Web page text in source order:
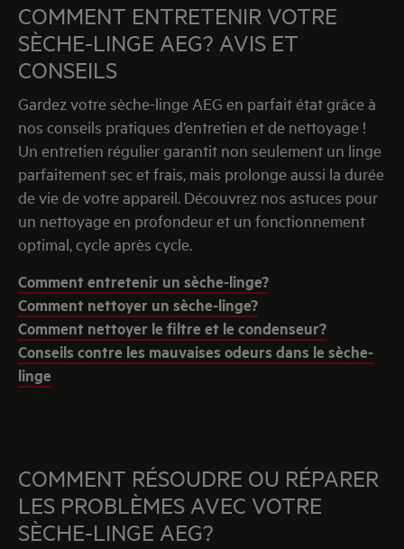
COMMENT ENTRETENIR VOTRE
SÈCHE-LINGE AEG? AVIS ET
CONSEILS
Gardez votre sèche-linge AEG en parfait état grâce à
nos conseils pratiques d’entretien et de nettoyage !
Un entretien régulier garantit non seulement un linge
parfaitement sec et frais, mais prolonge aussi la durée
de vie de votre appareil. Découvrez nos astuces pour
un nettoyage en profondeur et un fonctionnement
optimal, cycle après cycle.
Comment entretenir un sèche-linge?
Comment nettoyer un sèche-linge?
Comment nettoyer le filtre et le condenseur?
Conseils contre les mauvaises odeurs dans le sèche-
linge
COMMENT RÉSOUDRE OU RÉPARER
LES PROBLÈMES AVEC VOTRE
SÈCHE-LINGE AEG?